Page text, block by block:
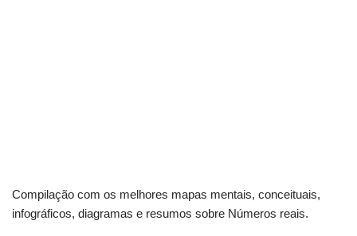
Compilação com os melhores mapas mentais, conceituais,
infográficos, diagramas e resumos sobre Números reais.